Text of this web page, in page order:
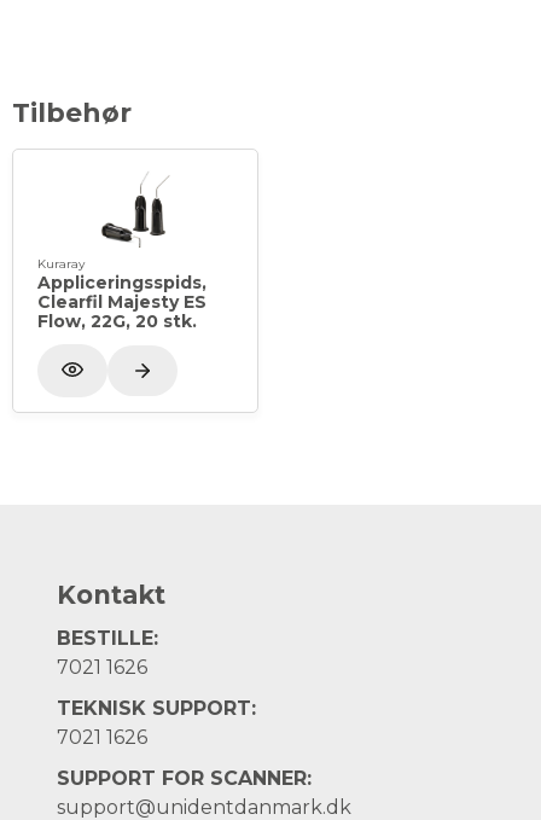
Tilbehør
Kuraray
Appliceringsspids,
Clearfil Majesty ES
Flow, 22G, 20 stk.
Kontakt
BESTILLE:
7021 1626
TEKNISK SUPPORT:
7021 1626
SUPPORT FOR SCANNER:
support@unidentdanmark.dk